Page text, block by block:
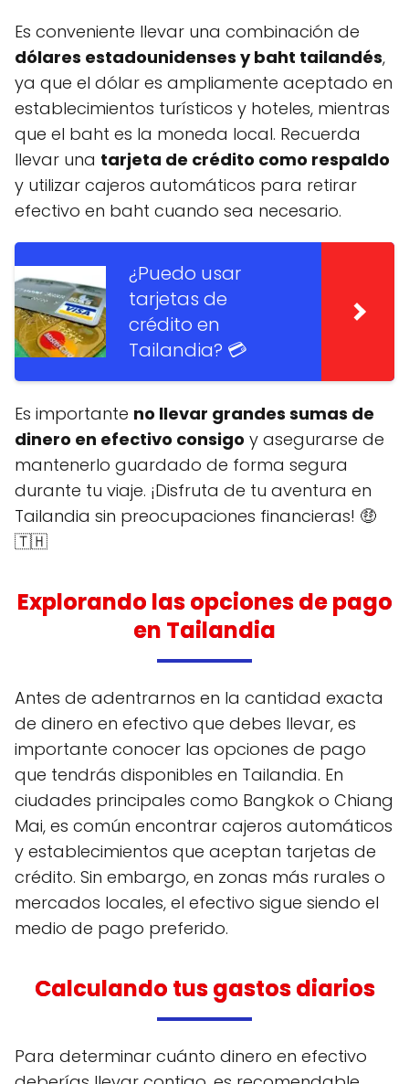
Es conveniente llevar una combinación de
dólares estadounidenses y baht tailandés,
ya que el dólar es ampliamente aceptado en
establecimientos turísticos y hoteles, mientras
que el baht es la moneda local. Recuerda
llevar una tarjeta de crédito como respaldo
y utilizar cajeros automáticos para retirar
efectivo en baht cuando sea necesario.
¿Puedo usar
tarjetas de
crédito en
Tailandia? 💳
Es importante no llevar grandes sumas de
dinero en efectivo consigo y asegurarse de
mantenerlo guardado de forma segura
durante tu viaje. ¡Disfruta de tu aventura en
Tailandia sin preocupaciones financieras! 🤑
🇹🇭
Explorando las opciones de pago
en Tailandia
Antes de adentrarnos en la cantidad exacta
de dinero en efectivo que debes llevar, es
importante conocer las opciones de pago
que tendrás disponibles en Tailandia. En
ciudades principales como Bangkok o Chiang
Mai, es común encontrar cajeros automáticos
y establecimientos que aceptan tarjetas de
crédito. Sin embargo, en zonas más rurales o
mercados locales, el efectivo sigue siendo el
medio de pago preferido.
Calculando tus gastos diarios
Para determinar cuánto dinero en efectivo